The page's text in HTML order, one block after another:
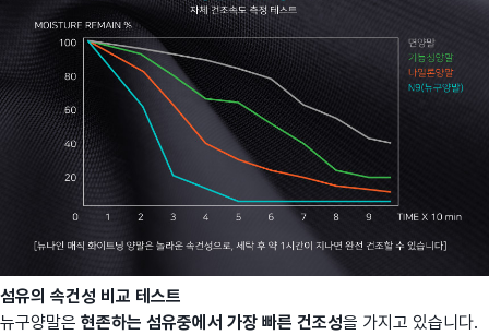
섬유의 속건성 비교 테스트
뉴구양말은 현존하는 섬유중에서 가장 빠른 건조성을 가지고 있습니다.